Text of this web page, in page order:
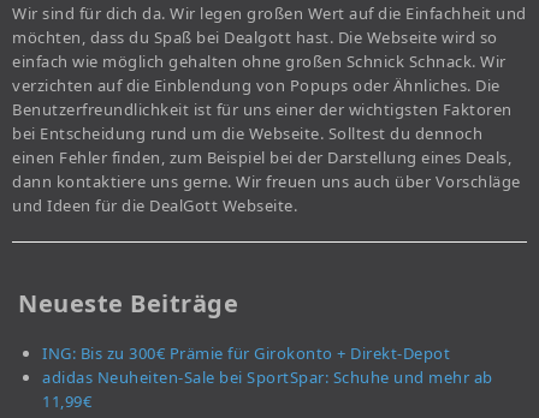
Wir sind für dich da. Wir legen großen Wert auf die Einfachheit und
möchten, dass du Spaß bei Dealgott hast. Die Webseite wird so
einfach wie möglich gehalten ohne großen Schnick Schnack. Wir
verzichten auf die Einblendung von Popups oder Ähnliches. Die
Benutzerfreundlichkeit ist für uns einer der wichtigsten Faktoren
bei Entscheidung rund um die Webseite. Solltest du dennoch
einen Fehler finden, zum Beispiel bei der Darstellung eines Deals,
dann kontaktiere uns gerne. Wir freuen uns auch über Vorschläge
und Ideen für die DealGott Webseite.
Neueste Beiträge
ING: Bis zu 300€ Prämie für Girokonto + Direkt-Depot
adidas Neuheiten-Sale bei SportSpar: Schuhe und mehr ab
11,99€